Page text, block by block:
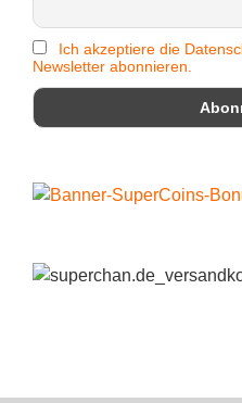
Ich akzeptiere die
Newsletter abonnieren.